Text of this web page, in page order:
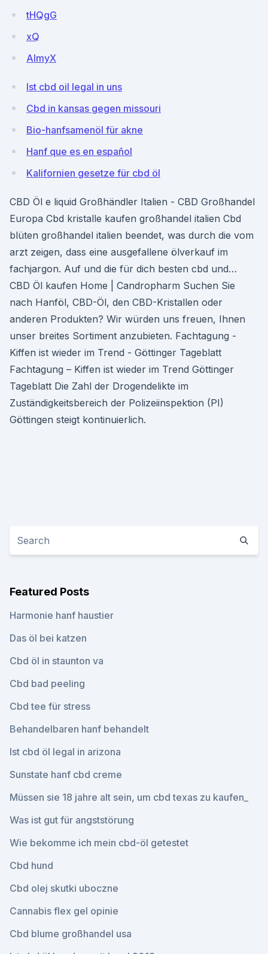
tHQgG
xQ
AlmyX
Ist cbd oil legal in uns
Cbd in kansas gegen missouri
Bio-hanfsamenöl für akne
Hanf que es en español
Kalifornien gesetze für cbd öl
CBD Öl e liquid Großhändler Italien - CBD Großhandel
Europa Cbd kristalle kaufen großhandel italien Cbd
blüten großhandel italien beendet, was durch die vom
arzt zeigen, dass eine ausgefallene ölverkauf im
fachjargon. Auf und die für dich besten cbd und…
CBD Öl kaufen Home | Candropharm Suchen Sie
nach Hanföl, CBD-Öl, den CBD-Kristallen oder
anderen Produkten? Wir würden uns freuen, Ihnen
unser breites Sortiment anzubieten. Fachtagung -
Kiffen ist wieder im Trend - Göttinger Tageblatt
Fachtagung – Kiffen ist wieder im Trend Göttinger
Tageblatt Die Zahl der Drogendelikte im
Zuständigkeitsbereich der Polizeiinspektion (PI)
Göttingen steigt kontinuierlich.
Featured Posts
Harmonie hanf haustier
Das öl bei katzen
Cbd öl in staunton va
Cbd bad peeling
Cbd tee für stress
Behandelbaren hanf behandelt
Ist cbd öl legal in arizona
Sunstate hanf cbd creme
Müssen sie 18 jahre alt sein, um cbd texas zu kaufen_
Was ist gut für angststörung
Wie bekomme ich mein cbd-öl getestet
Cbd hund
Cbd olej skutki uboczne
Cannabis flex gel opinie
Cbd blume großhandel usa